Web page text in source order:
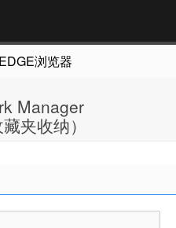
浏览器插件推荐网站，
Manager
夹收纳）